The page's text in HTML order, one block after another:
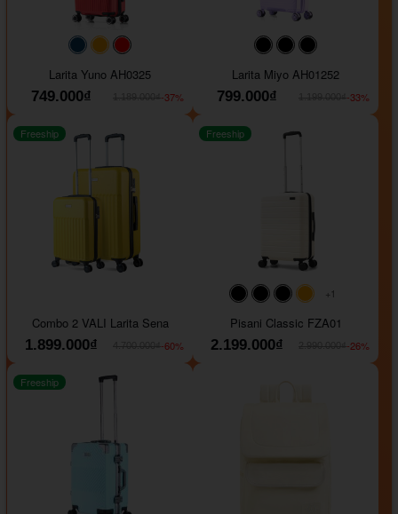
#093f69#ffa500
Larita Yuno AH0325
749.000₫
-37%
#000000#000000
Larita Miyo AH01252
799.000₫
-33%
Freeship
Combo 2 VALI Larita Sena
1.899.000₫
-60%
#000000#000000
#000000
#ffa500
+1
Freeship
Pisani Classic FZA01
2.199.000₫
-26%
Freeship